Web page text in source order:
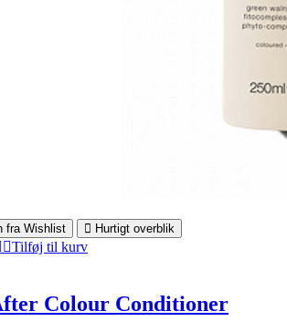
fra Wishlist
Hurtigt overblik
Tilføj til kurv
Colour Conditioner